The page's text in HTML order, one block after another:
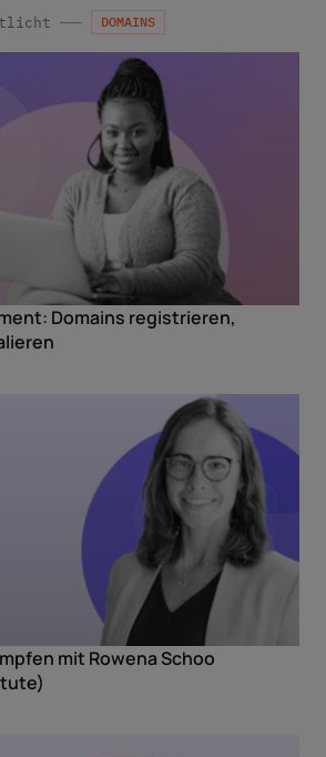
DOMAINS
Domains registrieren,
mit Rowena Schoo